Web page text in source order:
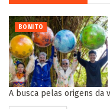
BONITO
A busca pelas origens da